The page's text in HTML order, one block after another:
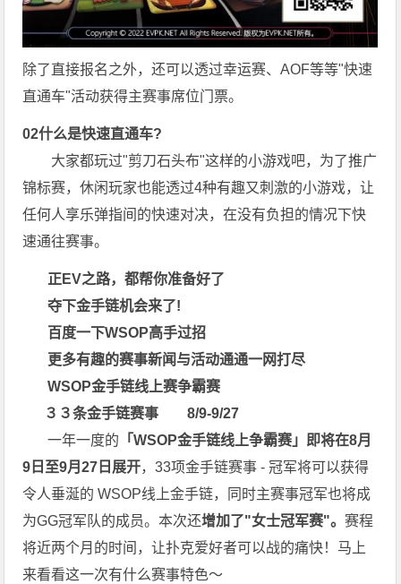
除了直接报名之外，还可以透过幸运赛、AOF等等"快速
直通车"活动获得主赛事席位门票。
02什么是快速直通车?
大家都玩过"剪刀石头布"这样的小游戏吧，为了推广
锦标赛，休闲玩家也能透过4种有趣又刺激的小游戏，让
任何人享乐弹指间的快速对决，在没有负担的情况下快
速通往赛事。
正EV之路，都帮你准备好了
夺下金手链机会来了!
百度一下WSOP高手过招
更多有趣的赛事新闻与活动通通一网打尽
WSOP金手链线上赛争霸赛
３３条金手链赛事 8/9-9/27
一年一度的 「WSOP金手链线上争霸赛」 即将在8月
9 日至9月27 日展开，33项金手链赛事 - 冠军将可以获得
令人垂涎的 WSOP线上金手链，同时主赛事冠军也将成
为GG冠军队的成员。本次还增加了"女士冠军赛"。赛程
将近两个月的时间，让扑克爱好者可以战的痛快！马上
来看看这一次有什么赛事特色～